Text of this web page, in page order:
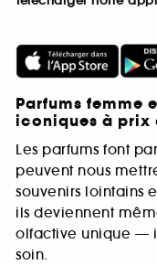
Parfums femme
iconiques à prix
Les parfums font
peuvent nous
souvenirs lointains
ils deviennent
olfactive unique —
soin.